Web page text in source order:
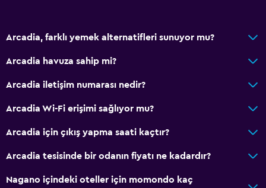
Aile odaları
Oturma alanı
Terlik
Dağ manzaralı
Şehir manzaralı
Kayak depolama
Arcadia, farklı yemek alternatifleri sunuyor mu?
Arcadia havuza sahip mi?
Arcadia iletişim numarası nedir?
Arcadia Wi-Fi erişimi sağlıyor mu?
Arcadia için çıkış yapma saati kaçtır?
Arcadia tesisinde bir odanın fiyatı ne kadardır?
Nagano içindeki oteller için momondo kaç